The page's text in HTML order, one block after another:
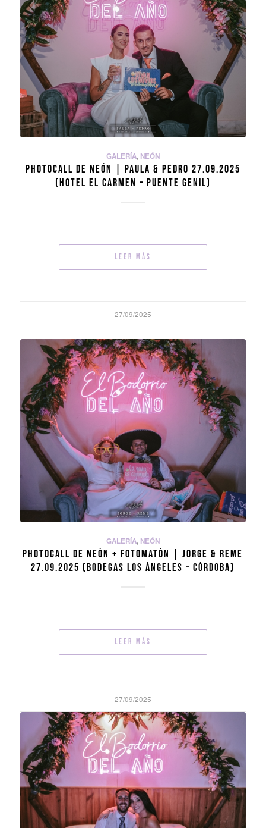
GALERÍA, NEÓN
PHOTOCALL DE NEÓN | PAULA & PEDRO 27.09.2025
(HOTEL EL CARMEN – PUENTE GENIL)
Leer más
27/09/2025
GALERÍA, NEÓN
PHOTOCALL DE NEÓN + FOTOMATÓN | JORGE & REME
27.09.2025 (BODEGAS LOS ÁNGELES – CÓRDOBA)
Leer más
27/09/2025